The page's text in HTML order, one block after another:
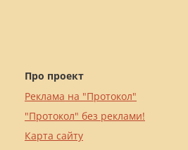
Про проект
Реклама на "Протокол"
"Протокол" без реклами!
Карта сайту